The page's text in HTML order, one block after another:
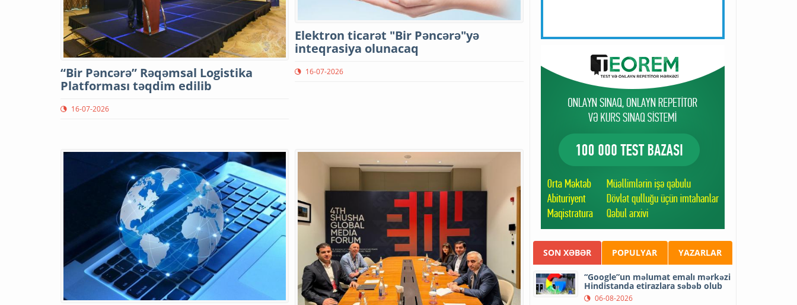
“Bir Pəncərə” Rəqəmsal Logistika
Platforması təqdim edilib
16-07-2026
Elektron ticarət "Bir Pəncərə"yə
inteqrasiya olunacaq
16-07-2026
SON XƏBƏR POPULYAR YAZARLAR
“Google”un məlumat emalı mərkəzi
Hindistanda etirazlara səbəb olub
06-08-2026